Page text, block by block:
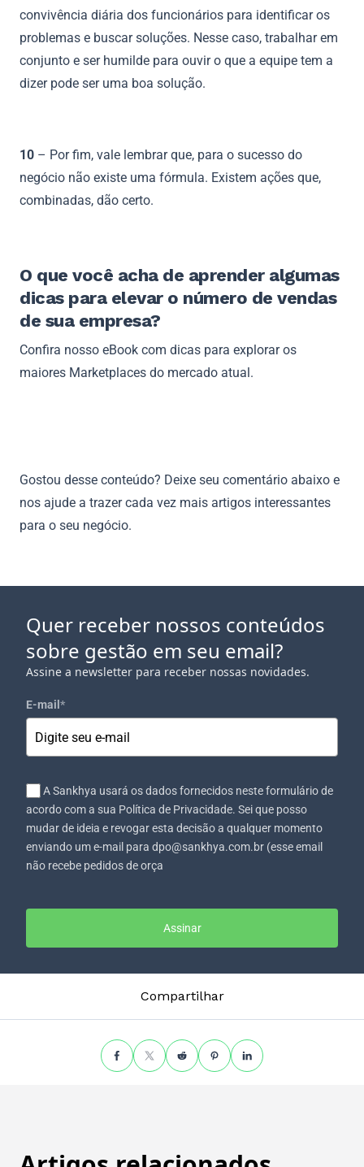
convivência diária dos funcionários para identificar os
problemas e buscar soluções. Nesse caso, trabalhar em
conjunto e ser humilde para ouvir o que a equipe tem a
dizer pode ser uma boa solução.
10 – Por fim, vale lembrar que, para o sucesso do
negócio não existe uma fórmula. Existem ações que,
combinadas, dão certo.
O que você acha de aprender algumas
dicas para elevar o número de vendas
de sua empresa?
Confira nosso eBook com dicas para explorar os
maiores Marketplaces do mercado atual.
Gostou desse conteúdo? Deixe seu comentário abaixo e
nos ajude a trazer cada vez mais artigos interessantes
para o seu negócio.
Quer receber nossos conteúdos
sobre gestão em seu email?
Assine a newsletter para receber nossas novidades.
E-mail *
A Sankhya usará os dados fornecidos neste formulário de
acordo com a sua Política de Privacidade. Sei que posso
mudar de ideia e revogar esta decisão a qualquer momento
enviando um e-mail para dpo@sankhya.com.br (esse email
não recebe pedidos de orça
Assinar
Compartilhar